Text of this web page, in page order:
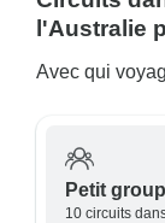
l'Australie
Avec qui
Petit
10 circuits